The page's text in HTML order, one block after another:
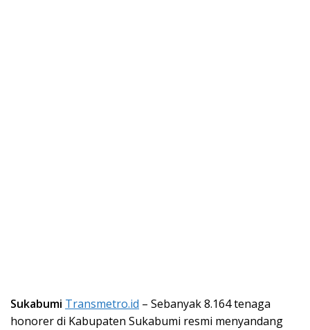
Sukabumi Transmetro.id – Sebanyak 8.164 tenaga
honorer di Kabupaten Sukabumi resmi menyandang